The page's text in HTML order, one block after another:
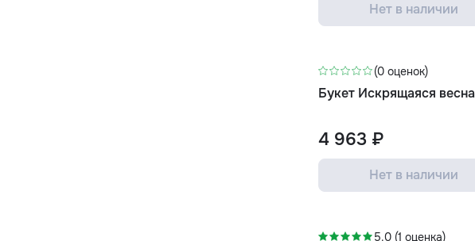
Нет в наличии
(0 оценок)
Букет Искрящаяся весна
4 963 ₽
Нет в наличии
5.0 (1 оценка)